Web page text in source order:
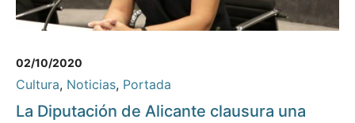
02/10/2020
Cultura, Noticias, Portada
La Diputación de Alicante clausura una